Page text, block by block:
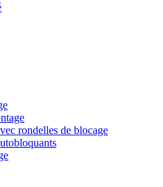
rondelles de blocage